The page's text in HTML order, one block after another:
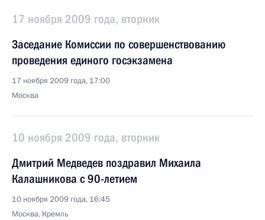
17 ноября 2009 года, вторник
Заседание Комиссии по совершенствованию
проведения единого госэкзамена
17 ноября 2009 года, 17:00
Москва
10 ноября 2009 года, вторник
Дмитрий Медведев поздравил Михаила
Калашникова с 90-летием
10 ноября 2009 года, 16:45
Москва, Кремль